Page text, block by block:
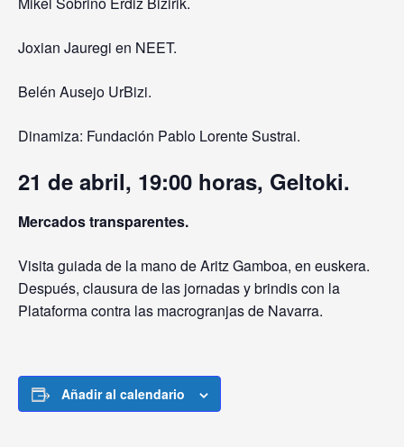
Joxian Jauregi en NEET.
Belén Ausejo UrBizi.
Dinamiza: Fundación Pablo Lorente Sustrai.
21 de abril, 19:00 horas, Geltoki.
Mercados transparentes.
Visita guiada de la mano de Aritz Gamboa, en euskera.
Después, clausura de las jornadas y brindis con la
Plataforma contra las macrogranjas de Navarra.
Añadir al calendario